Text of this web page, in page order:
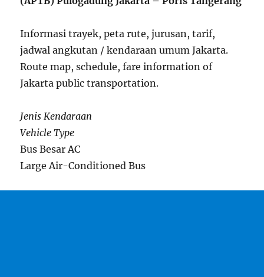
Informasi trayek, peta rute, jurusan, tarif,
jadwal angkutan / kendaraan umum Jakarta.
Route map, schedule, fare information of
Jakarta public transportation.
Jenis Kendaraan
Vehicle Type
Bus Besar AC
Large Air-Conditioned Bus